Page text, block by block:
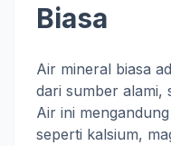
Biasa
Air mineral biasa
dari sumber alami,
Air ini
seperti kalsium,